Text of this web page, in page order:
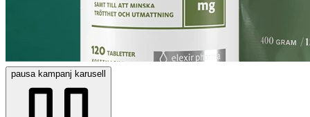
pausakampanj karusell